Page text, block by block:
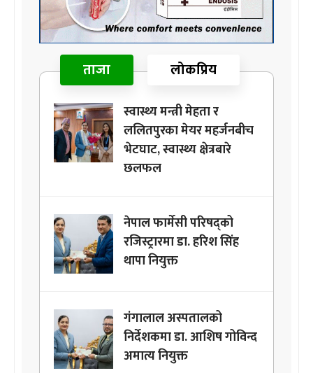
ताजा लोकप्रिय
स्वास्थ्य मन्त्री मेहता र
ललितपुरका मेयर महर्जनबीच
भेटघाट, स्वास्थ्य क्षेत्रबारे
छलफल
नेपाल फार्मेसी परिषद्को
रजिस्ट्रारमा डा. हरिश सिंह
थापा नियुक्त
गंगालाल अस्पतालको
निर्देशकमा डा. आशिष गोविन्द
अमात्य नियुक्त